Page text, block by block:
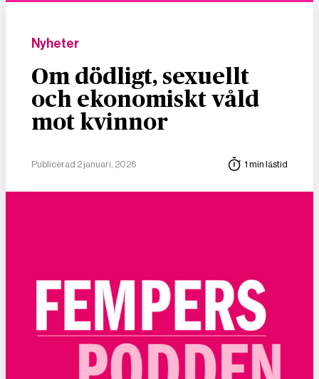
Nyheter
Om dödligt, sexuellt
och ekonomiskt våld
mot kvinnor
Publicerad 2 januari, 2026 1 min lästid